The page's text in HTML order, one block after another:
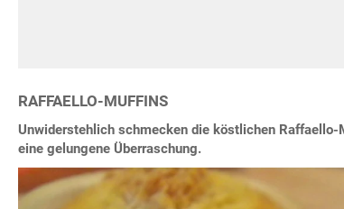
RAFFAELLO-MUFFINS
Unwiderstehlich schmecken die köstlichen
eine gelungene Überraschung.